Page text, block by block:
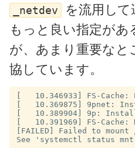
_netdev を流用して
もっと良い指定が
が、あまり重要な
協しています。
[   10.346933] FS-Cache:
[   10.369875] 9pnet:
[   10.389904] 9p:
[   10.391969] FS-
[FAILED] Failed to mount